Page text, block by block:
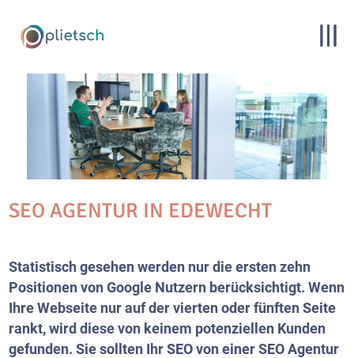
SEO AGENTUR IN EDEWECHT
Statistisch gesehen werden nur die ersten zehn
Positionen von Google Nutzern berücksichtigt. Wenn
Ihre Webseite nur auf der vierten oder fünften Seite
rankt, wird diese von keinem potenziellen Kunden
gefunden. Sie sollten Ihr SEO von einer SEO Agentur